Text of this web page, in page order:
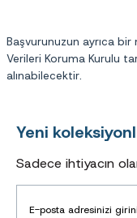
Başvurunuzun ayrıca
Verileri Koruma Kurulu
alınabilecektir.
Yeni
Sadece ihtiyacın